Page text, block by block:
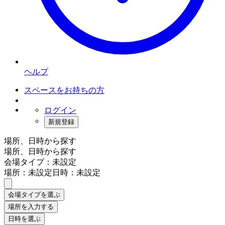
ヘルプ
スペースをお持ちの方
ログイン
新規登録
場所、日時から探す
場所、日時から探す
会場タイプ：未設定
場所：未設定日時：未設定
会場タイプを選ぶ
場所を入力する
日時を選ぶ